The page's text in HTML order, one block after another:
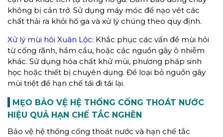
không bị cản trở. Sử dụng máy móc để nạo vét các
chất thải ra khỏi hố ga và xử lý chúng theo quy định.
Xử lý mùi hôi Xuân Lộc: Khắc phục các vấn đề mùi hôi
từ cống rãnh, hầm cầu, hoặc các nguồn gây ô nhiễm
khác. Sử dụng hóa chất khử mùi, phương pháp sinh
học hoặc thiết bị chuyên dụng. Để loại bỏ nguồn gây
mùi triệt để hạn chế tái đi tái lại.
MẸO BẢO VỆ HỆ THỐNG CỐNG THOÁT NƯỚC
HIỆU QUẢ HẠN CHẾ TẮC NGHẼN
Bảo vệ hệ thống cống thoát nước và hạn chế tắc